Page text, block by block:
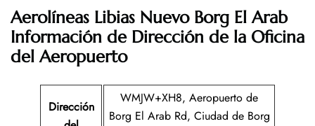
Aerolíneas Libias Nuevo Borg El Arab
Información de Dirección de la Oficina
del Aeropuerto
Dirección
WMJW+XH8, Aeropuerto de
Borg El Arab Rd, Ciudad de Borg